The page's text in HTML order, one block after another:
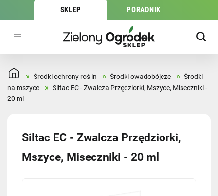
SKLEP PORADNIK
» Środki ochrony roślin » Środki owadobójcze » Środki
na mszyce
» Siltac EC - Zwalcza Przędziorki, Mszyce, Miseczniki -
20 ml
Siltac EC - Zwalcza Przędziorki,
Mszyce, Miseczniki - 20 ml